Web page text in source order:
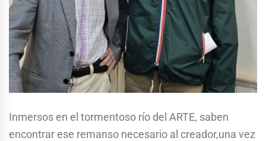
Inmersos en el tormentoso río del ARTE, saben
encontrar ese remanso necesario al creador,una vez